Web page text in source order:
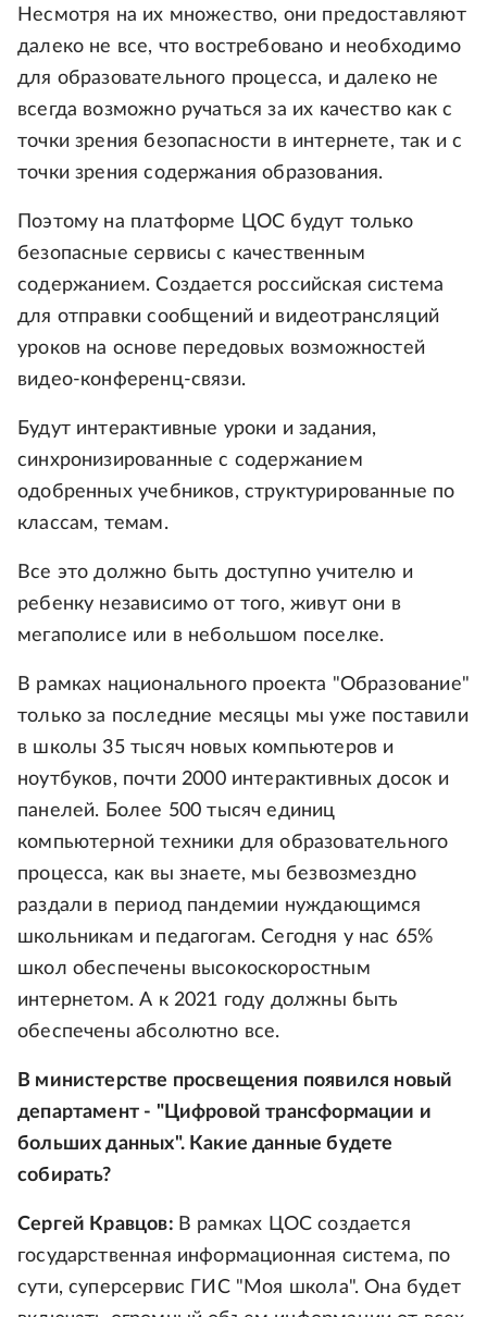
Несмотря на их множество, они предоставляют
далеко не все, что востребовано и необходимо
для образовательного процесса, и далеко не
всегда возможно ручаться за их качество как с
точки зрения безопасности в интернете, так и с
точки зрения содержания образования.
Поэтому на платформе ЦОС будут только
безопасные сервисы с качественным
содержанием. Создается российская система
для отправки сообщений и видеотрансляций
уроков на основе передовых возможностей
видео-конференц-связи.
Будут интерактивные уроки и задания,
синхронизированные с содержанием
одобренных учебников, структурированные по
классам, темам.
Все это должно быть доступно учителю и
ребенку независимо от того, живут они в
мегаполисе или в небольшом поселке.
В рамках национального проекта "Образование"
только за последние месяцы мы уже поставили
в школы 35 тысяч новых компьютеров и
ноутбуков, почти 2000 интерактивных досок и
панелей. Более 500 тысяч единиц
компьютерной техники для образовательного
процесса, как вы знаете, мы безвозмездно
раздали в период пандемии нуждающимся
школьникам и педагогам. Сегодня у нас 65%
школ обеспечены высокоскоростным
интернетом. А к 2021 году должны быть
обеспечены абсолютно все.
В министерстве просвещения появился новый
департамент - "Цифровой трансформации и
больших данных". Какие данные будете
собирать?
Сергей Кравцов: В рамках ЦОС создается
государственная информационная система, по
сути, суперсервис ГИС "Моя школа". Она будет